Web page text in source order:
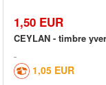
1,50 EUR
CEYLAN - timbre
1,05 EUR